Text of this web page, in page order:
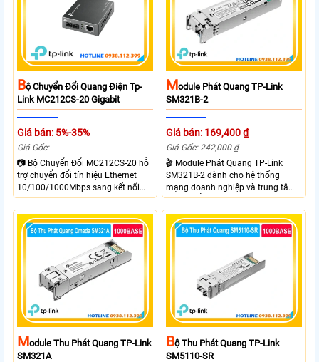
chiều đồng thời lên đến 20km.
thời lên đến 20km.
BỘ Chuyển Đổi Quang Điện Tp-
Link MC212CS-20 Gigabit
Giá bán: 5%-35%
Giá Gốc:
📷 Bộ Chuyển Đổi MC212CS-20 hỗ
trợ chuyển đổi tín hiệu Ethernet
10/100/1000Mbps sang kết nối
cáp quang Gigabit Single Mode SC
WDM hai chiều. Trang bị 1 cổng
RJ45 Gigabit Auto MDI/MDIX và 1
cổng SC Gigabit truyền dữ liệu hai
chiều đồng thời với khoảng cách
lên đến 20km. Sử dụng bước sóng
Tx 1550nm, Rx 1310nm và hỗ trợ
khung gắn TL FC1420 để đặt trên
MOdule Phát Quang TP-Link
SM321B-2
Giá bán: 169,400 ₫
Giá Gốc: 242,000 ₫
🎬 Module Phát Quang TP-Link
SM321B-2 dành cho hệ thống
mạng doanh nghiệp và trung tâm
dữ liệu hỗ trợ tốc độ truyền tải
1.25Gbps, truyền xa đến 2km trên
cáp quang Single-Mode
MOdule Thu Phát Quang TP-Link
SM321A
BỘ Thu Phát Quang TP-Link
SM5110-SR